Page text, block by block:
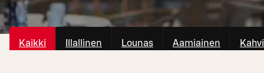
Kaikki Illallinen Lounas Aamiainen